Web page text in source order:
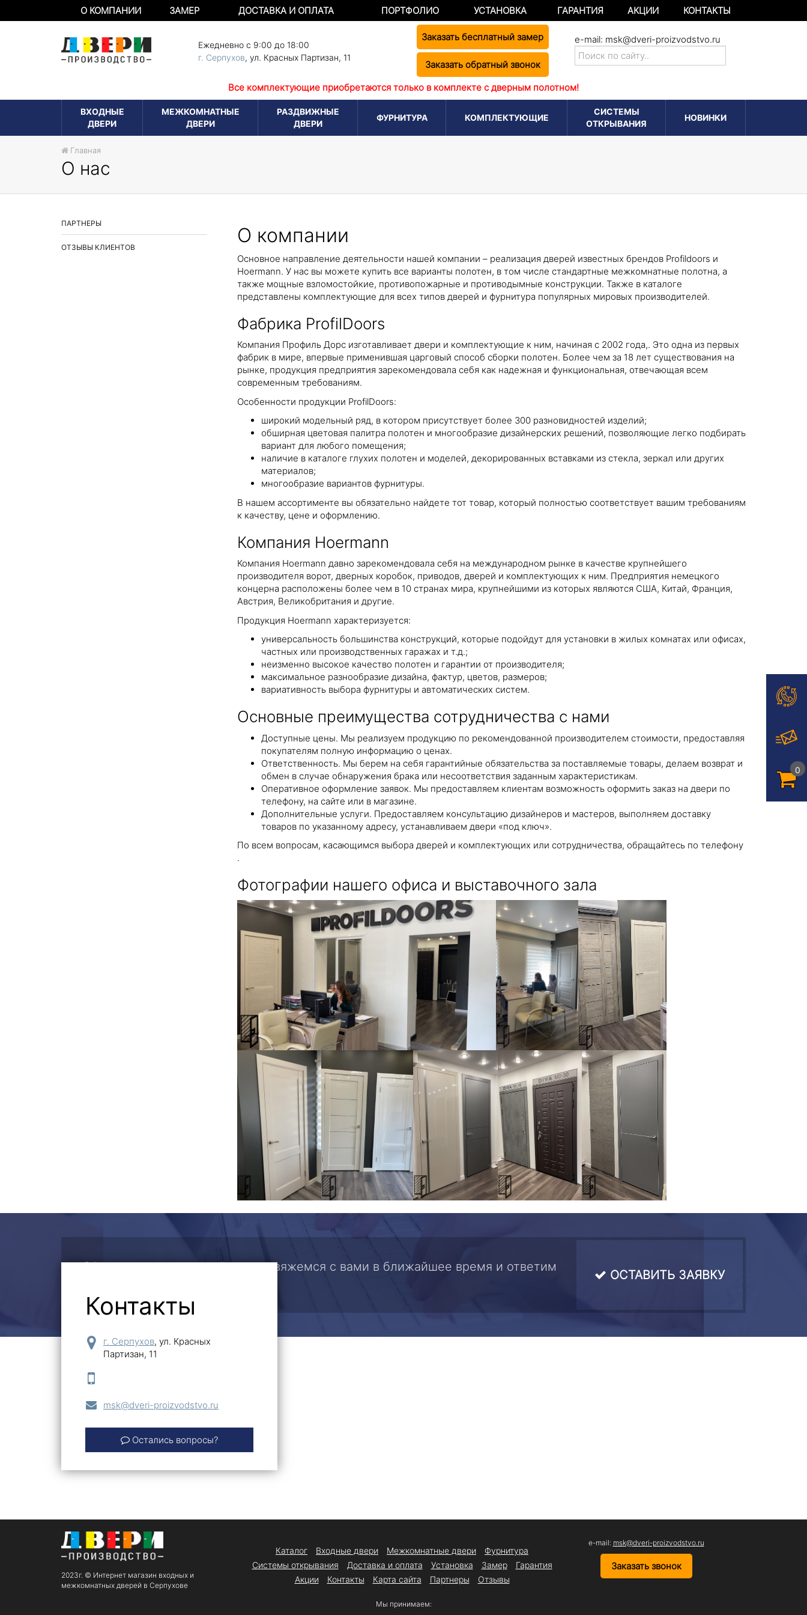
0
О КОМПАНИИ ЗАМЕР ДОСТАВКА И ОПЛАТА ПОРТФОЛИО УСТАНОВКА ГАРАНТИЯ АКЦИИ КОНТАКТЫ
Ежедневно с 9:00 до 18:00
г. Серпухов, ул. Красных Партизан, 11
Заказать бесплатный замер
Заказать обратный звонок
e-mail: msk@dveri-proizvodstvo.ru
Все комплектующие приобретаются только в комплекте с дверным полотном!
ВХОДНЫЕ
ДВЕРИ
МЕЖКОМНАТНЫЕ
ДВЕРИ
РАЗДВИЖНЫЕ
ДВЕРИ
ФУРНИТУРА КОМПЛЕКТУЮЩИЕ
СИСТЕМЫ
ОТКРЫВАНИЯ
НОВИНКИ
Главная
О нас
ПАРТНЕРЫ
ОТЗЫВЫ КЛИЕНТОВ
О компании
Основное направление деятельности нашей компании – реализация дверей известных брендов Profildoors и
Hoermann. У нас вы можете купить все варианты полотен, в том числе стандартные межкомнатные полотна, а
также мощные взломостойкие, противопожарные и противодымные конструкции. Также в каталоге
представлены комплектующие для всех типов дверей и фурнитура популярных мировых производителей.
Фабрика ProfilDoors
Компания Профиль Дорс изготавливает двери и комплектующие к ним, начиная с 2002 года,. Это одна из первых
фабрик в мире, впервые применившая царговый способ сборки полотен. Более чем за 18 лет существования на
рынке, продукция предприятия зарекомендовала себя как надежная и функциональная, отвечающая всем
современным требованиям.
Особенности продукции ProfilDoors:
широкий модельный ряд, в котором присутствует более 300 разновидностей изделий;
обширная цветовая палитра полотен и многообразие дизайнерских решений, позволяющие легко подбирать
вариант для любого помещения;
наличие в каталоге глухих полотен и моделей, декорированных вставками из стекла, зеркал или других
материалов;
многообразие вариантов фурнитуры.
В нашем ассортименте вы обязательно найдете тот товар, который полностью соответствует вашим требованиям
к качеству, цене и оформлению.
Компания Hoermann
Компания Hoermann давно зарекомендовала себя на международном рынке в качестве крупнейшего
производителя ворот, дверных коробок, приводов, дверей и комплектующих к ним. Предприятия немецкого
концерна расположены более чем в 10 странах мира, крупнейшими из которых являются США, Китай, Франция,
Австрия, Великобритания и другие.
Продукция Hoermann характеризуется:
универсальность большинства конструкций, которые подойдут для установки в жилых комнатах или офисах,
частных или производственных гаражах и т.д.;
неизменно высокое качество полотен и гарантии от производителя;
максимальное разнообразие дизайна, фактур, цветов, размеров;
вариативность выбора фурнитуры и автоматических систем.
Основные преимущества сотрудничества с нами
Доступные цены. Мы реализуем продукцию по рекомендованной производителем стоимости, предоставляя
покупателям полную информацию о ценах.
Ответственность. Мы берем на себя гарантийные обязательства за поставляемые товары, делаем возврат и
обмен в случае обнаружения брака или несоответствия заданным характеристикам.
Оперативное оформление заявок. Мы предоставляем клиентам возможность оформить заказ на двери по
телефону, на сайте или в магазине.
Дополнительные услуги. Предоставляем консультацию дизайнеров и мастеров, выполняем доставку
товаров по указанному адресу, устанавливаем двери «под ключ».
По всем вопросам, касающимся выбора дверей и комплектующих или сотрудничества, обращайтесь по телефону
.
Фотографии нашего офиса и выставочного зала
Оформите заявку на сайте, мы свяжемся с вами в ближайшее время и ответим
ОСТАВИТЬ ЗАЯВКУ
Контакты
г. Серпухов, ул. Красных
Партизан, 11
msk@dveri-proizvodstvo.ru
Остались вопросы?
2023г. © Интернет магазин входных и
межкомнатных дверей в Серпухове
Каталог Входные двери Межкомнатные двери
Фурнитура
Системы открывания
Доставка и оплата Установка Замер
Гарантия
Акции
Контакты Карта сайта Партнеры Отзывы
Мы принимаем:
e-mail: msk@dveri-proizvodstvo.ru
Заказать звонок